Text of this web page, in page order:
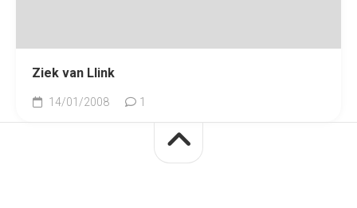
Ziek van Llink
14/01/2008 1